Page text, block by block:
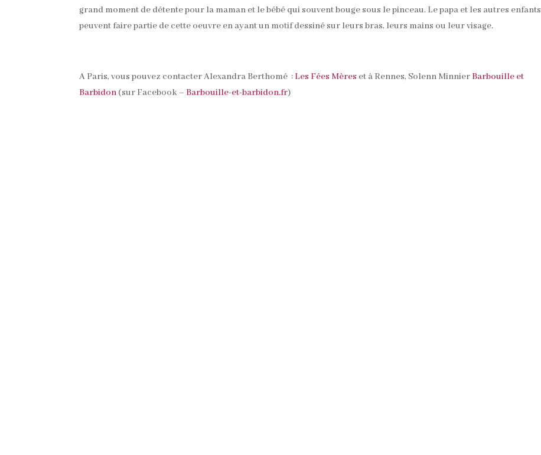
grand moment de détente pour la maman et le bébé qui souvent bouge sous le pinceau. Le papa et les autres enfants
peuvent faire partie de cette oeuvre en ayant un motif dessiné sur leurs bras, leurs mains ou leur visage.
A Paris, vous pouvez contacter Alexandra Berthomé :Les Fées Mères et à Rennes, Solenn MinnierBarbouille et
Barbidon (sur Facebook –Barbouille-et-barbidon.fr)